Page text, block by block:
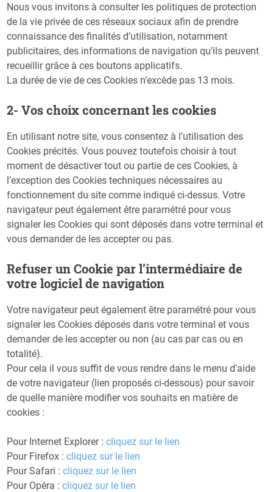
Nous vous invitons à consulter les politiques de protection
de la vie privée de ces réseaux sociaux afin de prendre
connaissance des finalités d’utilisation, notamment
publicitaires, des informations de navigation qu’ils peuvent
recueillir grâce à ces boutons applicatifs.
La durée de vie de ces Cookies n’excède pas 13 mois.
2- Vos choix concernant les cookies
En utilisant notre site, vous consentez à l’utilisation des
Cookies précités. Vous pouvez toutefois choisir à tout
moment de désactiver tout ou partie de ces Cookies, à
l’exception des Cookies techniques nécessaires au
fonctionnement du site comme indiqué ci-dessus. Votre
navigateur peut également être paramétré pour vous
signaler les Cookies qui sont déposés dans votre terminal et
vous demander de les accepter ou pas.
​Refuser un Cookie par l’intermédiaire de
votre logiciel de navigation
Votre navigateur peut également être paramétré pour vous
signaler les Cookies déposés dans votre terminal et vous
demander de les accepter ou non (au cas par cas ou en
totalité).
Pour cela il vous suffit de vous rendre dans le menu d’aide
de votre navigateur (lien proposés ci-dessous) pour savoir
de quelle manière modifier vos souhaits en matière de
cookies :
Pour Internet Explorer :cliquez sur le lien
Pour Firefox :cliquez sur le lien
Pour Safari :cliquez sur le lien
Pour Opéra :cliquez sur le lien